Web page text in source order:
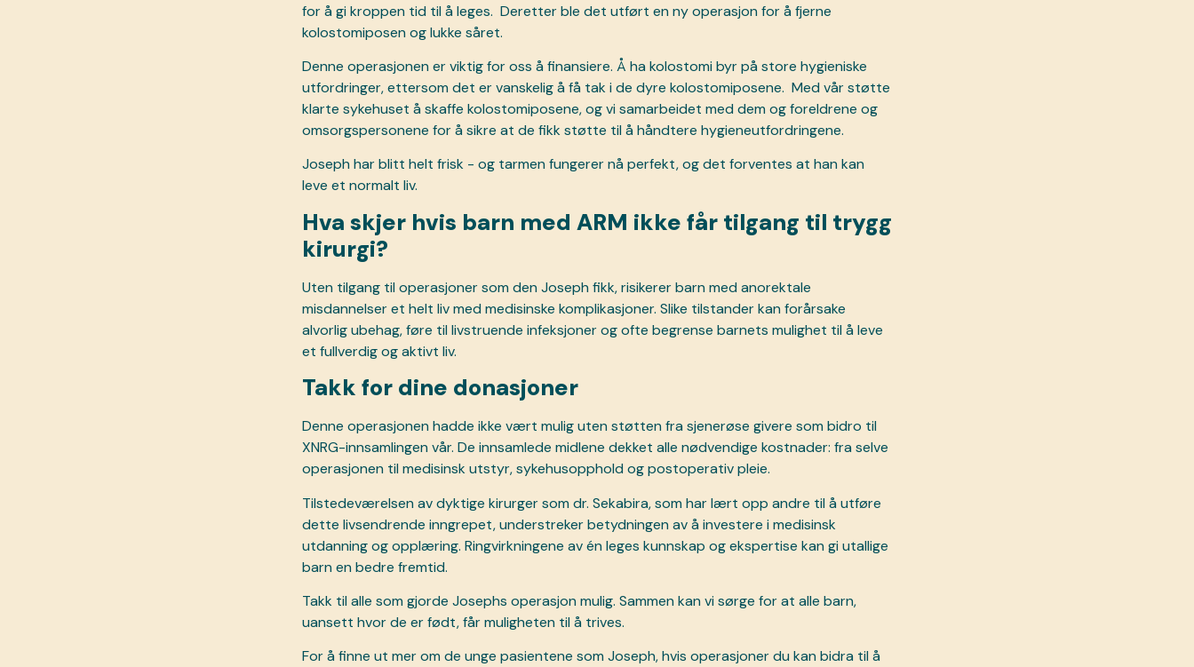
for å gi kroppen tid til å leges. Deretter ble det utført en ny operasjon for å fjerne
kolostomiposen og lukke såret.
Denne operasjonen er viktig for oss å finansiere. Å ha kolostomi byr på store hygieniske
utfordringer, ettersom det er vanskelig å få tak i de dyre kolostomiposene. Med vår støtte
klarte sykehuset å skaffe kolostomiposene, og vi samarbeidet med dem og foreldrene og
omsorgspersonene for å sikre at de fikk støtte til å håndtere hygieneutfordringene.
Joseph har blitt helt frisk - og tarmen fungerer nå perfekt, og det forventes at han kan
leve et normalt liv.
Hva skjer hvis barn med ARM ikke får tilgang til trygg
kirurgi?
Uten tilgang til operasjoner som den Joseph fikk, risikerer barn med anorektale
misdannelser et helt liv med medisinske komplikasjoner. Slike tilstander kan forårsake
alvorlig ubehag, føre til livstruende infeksjoner og ofte begrense barnets mulighet til å leve
et fullverdig og aktivt liv.
Takk for dine donasjoner
Denne operasjonen hadde ikke vært mulig uten støtten fra sjenerøse givere som bidro til
XNRG-innsamlingen vår. De innsamlede midlene dekket alle nødvendige kostnader: fra selve
operasjonen til medisinsk utstyr, sykehusopphold og postoperativ pleie.
Tilstedeværelsen av dyktige kirurger som dr. Sekabira, som har lært opp andre til å utføre
dette livsendrende inngrepet, understreker betydningen av å investere i medisinsk
utdanning og opplæring. Ringvirkningene av én leges kunnskap og ekspertise kan gi utallige
barn en bedre fremtid.
Takk til alle som gjorde Josephs operasjon mulig. Sammen kan vi sørge for at alle barn,
uansett hvor de er født, får muligheten til å trives.
For å finne ut mer om de unge pasientene som Joseph, hvis operasjoner du kan bidra til å